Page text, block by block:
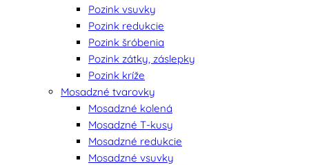
Pozink vsuvky
Pozink redukcie
Pozink šróbenia
Pozink zátky, záslepky
Pozink kríže
Mosadzné tvarovky
Mosadzné kolená
Mosadzné T-kusy
Mosadzné redukcie
Mosadzné vsuvky